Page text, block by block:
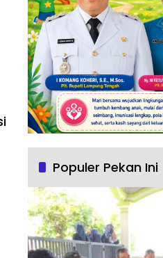
Populer Pekan Ini